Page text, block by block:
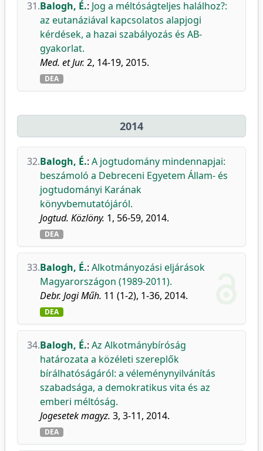
31.Balogh, É.: Jog a méltóságteljes halálhoz?:
az eutanáziával kapcsolatos alapjogi
kérdések, a hazai szabályozás és AB-
gyakorlat.
Med. et Jur. 2, 14-19, 2015.
DEA
2014
32.Balogh, É.: A jogtudomány mindennapjai:
beszámoló a Debreceni Egyetem Állam- és
jogtudományi Karának
könyvbemutatójáról.
Jogtud. Közlöny. 1, 56-59, 2014.
DEA
33.Balogh, É.: Alkotmányozási eljárások
Magyarországon (1989-2011).
Debr. Jogi Műh. 11 (1-2), 1-36, 2014.
DEA
34.Balogh, É.: Az Alkotmánybíróság
határozata a közéleti szereplők
bírálhatóságáról: a véleménynyilvánítás
szabadsága, a demokratikus vita és az
emberi méltóság.
Jogesetek magyz. 3, 3-11, 2014.
DEA